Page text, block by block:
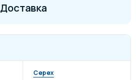
Доставка
Cepex